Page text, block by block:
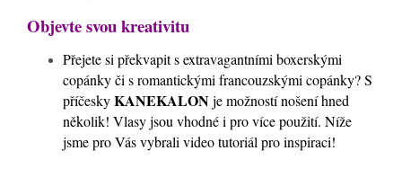
Objevte svou kreativitu
Přejete si překvapit s extravagantními boxerskými
copánky či s romantickými francouzskými copánky? S
příčeskyKANEKALONje možností nošení hned
několik! Vlasy jsou vhodné i pro více použití. Níže
jsme pro Vás vybrali video tutoriál pro inspiraci!